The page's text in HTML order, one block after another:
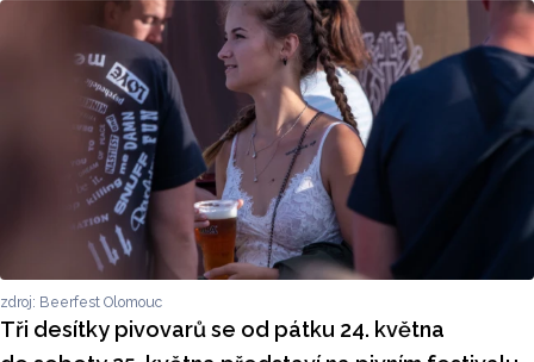
zdroj: Beerfest Olomouc
Tři desítky pivovarů se od pátku 24. května